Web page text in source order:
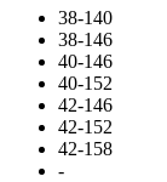
38-140
38-146
40-146
40-152
42-146
42-152
42-158
-